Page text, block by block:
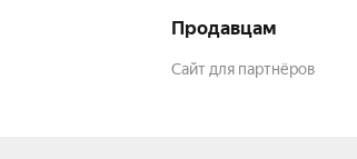
Продавцам
Сайт для партнёров